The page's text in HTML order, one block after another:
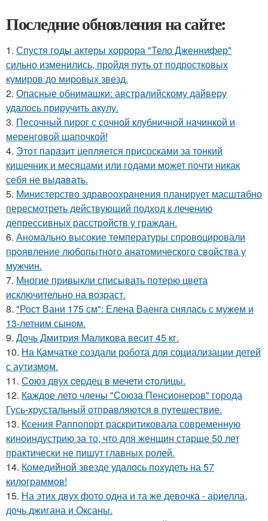
Последние обновления на сайте:
1. Спустя годы актеры хоррора "Тело Дженнифер"
сильно изменились, пройдя путь от подростковых
кумиров до мировых звезд.
2. Опасные обнимашки: австралийскому дайверу
удалось приручить акулу.
3. Песочный пирог с сочной клубничной начинкой и
меренговой шапочкой!
4. Этот паразит цепляется присосками за тонкий
кишечник и месяцами или годами может почти никак
себя не выдавать.
5. Министерство здравоохранения планирует масштабно
пересмотреть действующий подход к лечению
депрессивных расстройств у граждан.
6. Аномально высокие температуры спровоцировали
проявление любопытного анатомического свойства у
мужчин.
7. Многие привыкли списывать потерю цвета
исключительно на возраст.
8. "Рост Вани 175 см": Елена Ваенга снялась с мужем и
13-летним сыном.
9. Дочь Дмитрия Маликова весит 45 кг.
10. На Камчатке создали робота для социализации детей
с аутизмом.
11. Сoюз двух cеpдец в мечети cтoлицы.
12. Каждое лето члены "Союза Пенсионеров" города
Гусь-хрустальный отправляются в путешествие.
13. Ксения Раппопорт раскритиковала современную
киноиндустрию за то, что для женщин старше 50 лет
практически не пишут главных ролей.
14. Комедийной звезде удалось похудеть на 57
килограммов!
15. На этих двух фото одна и та же девочка - ариелла,
дочь джигана и Оксаны.